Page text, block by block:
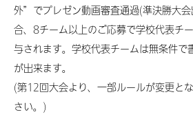
外”でプレゼン動画審査通過(準決勝大
合、8チーム以上のご応募で学校代表チ
与されます。学校代表チームは無条件で
が出来ます。
(第12回大会より、一部ルールが変更と
さい。)